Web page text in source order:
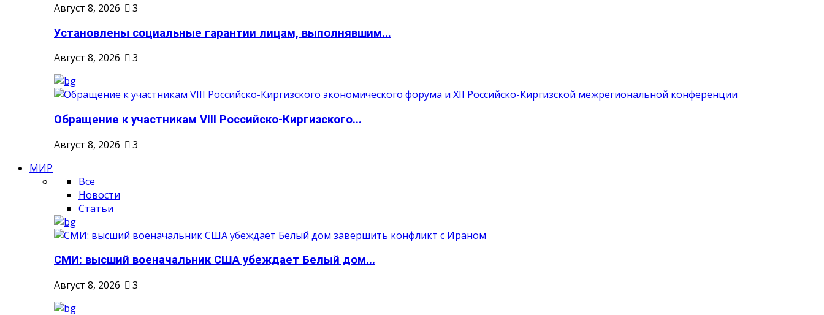
Август 8, 2026
3
Установлены социальные гарантии лицам, выполнявшим...
Август 8, 2026
3
Обращение к участникам VIII Российско-Киргизского...
Август 8, 2026
3
МИР
Все
Новости
Статьи
СМИ: высший военачальник США убеждает Белый дом...
Август 8, 2026
3